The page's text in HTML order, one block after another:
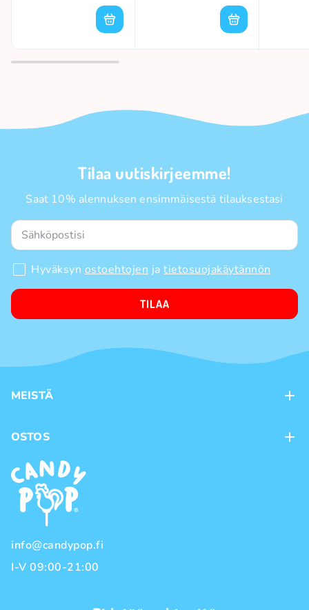
Tilaa uutiskirjeemme!
Saat 10% alennuksen ensimmäisestä tilauksestasi
Hyväksyn ostoehtojen ja tietosuojakäytännön
TILAA
MEISTÄ
Kanta-asiakasohjelma
Tuotemerkit
OSTOS
Maksutavat
Toimitustavat
Käyttöehdot
Tietosuojakäytäntö
info@candypop.fi
I-V 09:00-21:00